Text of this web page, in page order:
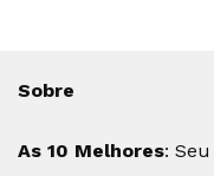
Sobre
As 10 Melhores: